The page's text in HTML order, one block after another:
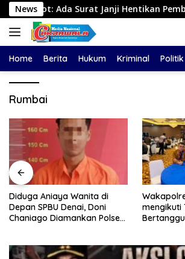
Langsung
ke
konten
News
Ada Surat Janji Hentikan Pembangunan
Home Berita Hukum Kriminal Politik
Rumbai
Diduga Aniaya Wanita di
Depan SPBU Denai, Doni
Chaniago Diamankan Polsek
mengikuti